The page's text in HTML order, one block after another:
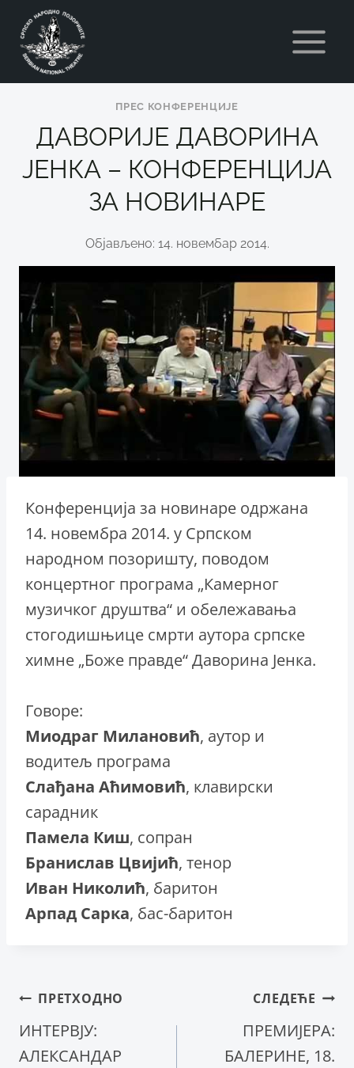
content
ПРЕС КОНФЕРЕНЦИЈЕ
ДАВОРИЈЕ ДАВОРИНА
ЈЕНКА – КОНФЕРЕНЦИЈА
ЗА НОВИНАРЕ
Објављено: 14. новембар 2014.
Конференцијa за новинаре одржана
14. новембра 2014. у Српском
народном позоришту, поводом
концертног програма „Камерног
музичког друштва“ и обележавања
стогодишњице смрти аутора српске
химне „Боже правде“ Даворина Јенка.
Говoре:
Миодраг Милановић, аутор и
водитељ програма
Слађана Аћимовић, клавирски
сарадник
Памела Киш, сопран
Бранислав Цвијић, тенор
Иван Николић, баритон
Арпад Сарка, бас-баритон
Кретање
чланка
ПРЕТХОДНО
ИНТЕРВЈУ:
АЛЕКСАНДАР
СЛЕДЕЋЕ
ПРЕМИЈЕРА:
БАЛЕРИНЕ, 18.